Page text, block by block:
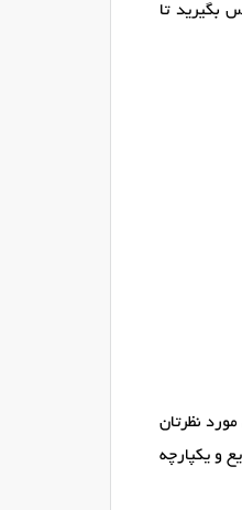
بگیرید تا
نظرتان
و یکپارچه